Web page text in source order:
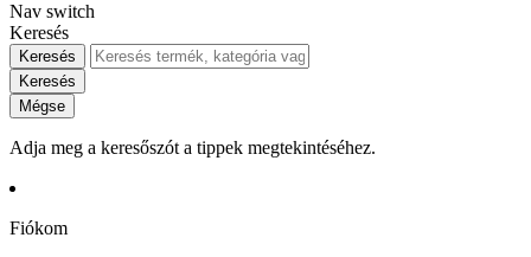
Nav switch
Keresés
Keresés
Keresés
Mégse
Adja meg a keresőszót a tippek megtekintéséhez.
Fiókom